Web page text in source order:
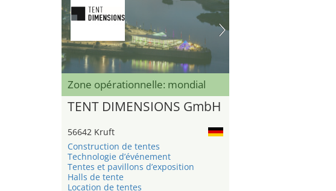
Zone opérationnelle: mondial
TENT DIMENSIONS GmbH
56642 Kruft
Construction de tentes
Technologie d’événement
Tentes et pavillons d’exposition
Halls de tente
Location de tentes